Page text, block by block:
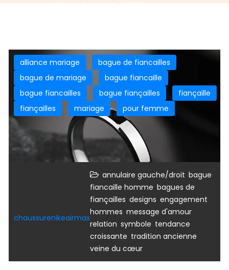
alliance mariage
bague de fiancailles
bague de mariage
bague fiancaille
bague fiancailles
bague fiançailles
fiançaille
fiançailles
mariage pour femme
chaussurenikeairmax
annulaire gauche/droit bague
fiancaille homme bagues de
fiançailles designs engagement
hommes message d'amour
relation symbole tendance
croissante tradition ancienne
veine du cœur